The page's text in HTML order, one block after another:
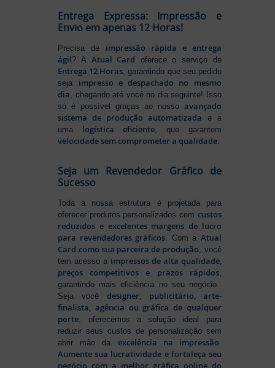
Entrega Expressa: Impressão e
Envio em apenas 12 Horas!
Precisa de impressão rápida e entrega
ágil? A Atual Card oferece o serviço de
Entrega 12 Horas, garantindo que seu pedido
seja impresso e despachado no mesmo
dia, chegando até você no dia seguinte! Isso
só é possível graças ao nosso avançado
sistema de produção automatizada e a
uma logística eficiente, que garantem
velocidade sem comprometer a qualidade.
Seja um Revendedor Gráfico de
Sucesso
Toda a nossa estrutura é projetada para
oferecer produtos personalizados com custos
reduzidos e excelentes margens de lucro
para revendedores gráficos . Com a Atual
Card como sua parceira de produção , você
tem acesso a impressos de alta qualidade,
preços competitivos e prazos rápidos,
garantindo mais eficiência no seu negócio.
Seja vocêdesigner, publicitário, arte-
finalista, agência ou gráfica de qualquer
porte , oferecemos a solução ideal para
reduzir seus custos de personalização sem
abrir mão da excelência na impressão
Aumente sua lucratividade e fortaleça seu
negócio com a melhor gráfica online do